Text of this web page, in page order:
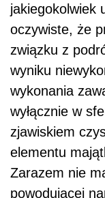
jakiegokolwiek
oczywiste, że
związku z
wyniku
wykonania
wyłącznie w
zjawiskiem
elementu
Zarazem nie
powodującej